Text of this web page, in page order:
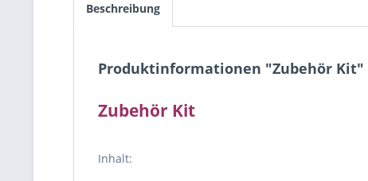
Beschreibung
Produktinformationen "Zubehör Kit"
Zubehör Kit
Inhalt: